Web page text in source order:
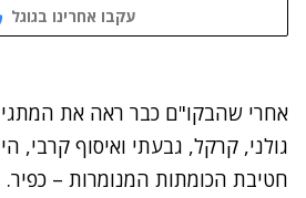
עקבו אחרינו בגוגל
נתקלנו בבעיה
אחרי שהבקו"ם כבר ראה את
גולני, קרקל, גבעתי ואיסוף קרבי,
חטיבת הכומתות המנומרות – כפיר.